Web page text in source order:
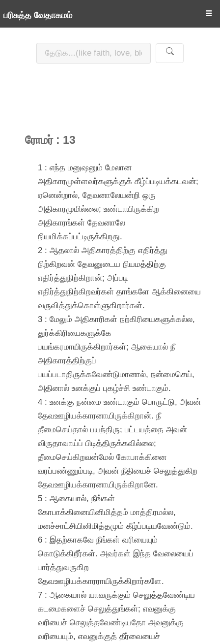
பரிசுத்த வேதாகமம் ☰
ரோமர் : 13
1 : எந்த மனுஷனும் மேலான
அதிகாரமுள்ளவர்களுக்குக் கீழ்ப்படியக்கடவன்;
ஏனென்றால், தேவனாலேயன்றி ஒரு
அதிகாரமுமில்லை; உண்டாயிருக்கிற
அதிகாரங்கள் தேவனாலே
நியமிக்கப்பட்டிருக்கிறது.
2 : ஆதலால் அதிகாரத்திற்கு எதிர்த்து
நிற்கிறவன் தேவனுடைய நியமத்திற்கு
எதிர்த்துநிற்கிறான்; அப்படி
எதிர்த்துநிற்கிறவர்கள் தாங்களே ஆக்கினையை
வருவித்துக்கொள்ளுகிறார்கள்.
3 : மேலும் அதிகாரிகள் நற்கிரியைகளுக்கல்ல,
துர்க்கிரியைகளுக்கே
பயங்கரமாயிருக்கிறார்கள்; ஆகையால் நீ
அதிகாரத்திற்குப்
பயப்படாதிருக்கவேண்டுமானால், நன்மைசெய்,
அதினால் உனக்குப் புகழ்ச்சி உண்டாகும்.
4 : உனக்கு நன்மை உண்டாகும் பொருட்டு, அவன்
தேவஊழியக்காரனாயிருக்கிறான். நீ
தீமைசெய்தால் பயந்திரு; பட்டயத்தை அவன்
விருதாவாய்ப் பிடித்திருக்கவில்லை;
தீமைசெய்கிறவன்மேல் கோபாக்கினை
வரப்பண்ணும்படி, அவன் நீதியைச் செலுத்துகிற
தேவஊழியக்காரனாயிருக்கிறானே.
5 : ஆகையால், நீங்கள்
கோபாக்கினையினிமித்தம் மாத்திரமல்ல,
மனச்சாட்சியினிமித்தமும் கீழ்ப்படியவேண்டும்.
6 : இதற்காகவே நீங்கள் வரியையும்
கொடுக்கிறீர்கள். அவர்கள் இந்த வேலையைப்
பார்த்துவருகிற
தேவஊழியக்காரராயிருக்கிறார்களே.
7 : ஆகையால் யாவருக்கும் செலுத்தவேண்டிய
கடமைகளைச் செலுத்துங்கள்; எவனுக்கு
வரியைச் செலுத்தவேண்டியதோ அவனுக்கு
வரியையும், எவனுக்குத் தீர்வையைச்